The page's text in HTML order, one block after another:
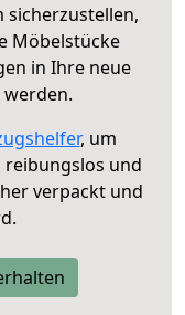
sicherzustellen,
Möbelstücke
in Ihre neue
, um
reibungslos und
verpackt und